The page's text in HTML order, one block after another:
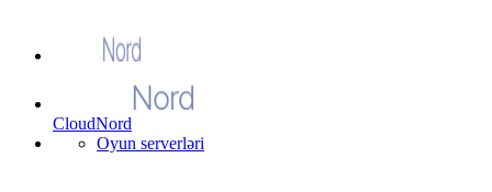
CloudNord
Oyun serverləri